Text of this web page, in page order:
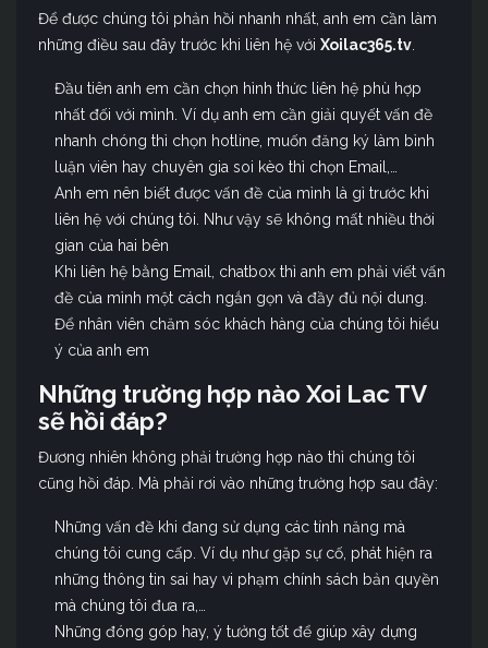
Để được chúng tôi phản hồi nhanh nhất, anh em cần làm
những điều sau đây trước khi liên hệ với Xoilac365.tv.
Đầu tiên anh em cần chọn hình thức liên hệ phù hợp
nhất đối với mình. Ví dụ anh em cần giải quyết vấn đề
nhanh chóng thì chọn hotline, muốn đăng ký làm bình
luận viên hay chuyên gia soi kèo thì chọn Email,…
Anh em nên biết được vấn đề của mình là gì trước khi
liên hệ với chúng tôi. Như vậy sẽ không mất nhiều thời
gian của hai bên
Khi liên hệ bằng Email, chatbox thì anh em phải viết vấn
đề của mình một cách ngắn gọn và đầy đủ nội dung.
Để nhân viên chăm sóc khách hàng của chúng tôi hiểu
ý của anh em
Những trường hợp nào Xoi Lac TV
sẽ hồi đáp?
Đương nhiên không phải trường hợp nào thì chúng tôi
cũng hồi đáp. Mà phải rơi vào những trường hợp sau đây:
Những vấn đề khi đang sử dụng các tính năng mà
chúng tôi cung cấp. Ví dụ như gặp sự cố, phát hiện ra
những thông tin sai hay vi phạm chính sách bản quyền
mà chúng tôi đưa ra,…
Những đóng góp hay, ý tưởng tốt để giúp xây dựng